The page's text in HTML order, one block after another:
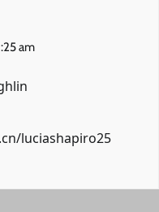
am
luciashapiro25